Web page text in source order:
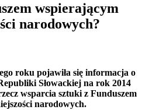
wspierającym
narodowych?
roku pojawiła się informacja o
Słowackiej na rok 2014
wsparcia sztuki z Funduszem
narodowych.